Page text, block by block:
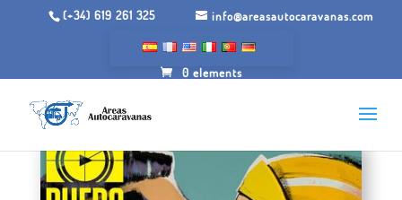
(+34) 619 261 325 info@areasautocaravanas.com
0 elements